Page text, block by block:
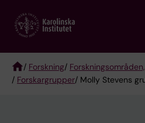
main
Breadcrumb
/ Forskning/
/ Forskargrupper/ Molly Stevens